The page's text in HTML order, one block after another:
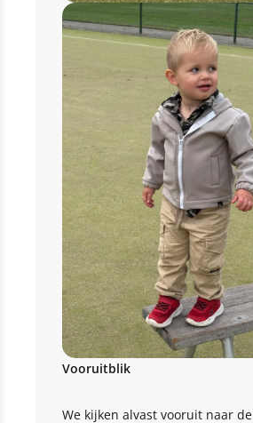
Vooruitblik
We kijken alvast vooruit naar de